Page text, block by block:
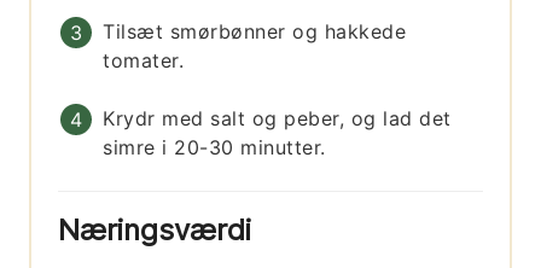
Tilsæt smørbønner og hakkede
tomater.
Krydr med salt og peber, og lad det
simre i 20-30 minutter.
Næringsværdi